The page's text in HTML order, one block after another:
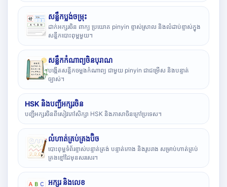
សន្លឹកប្លង់ចម្រុះ
ដាក់អក្សរចិន ពាក្យ ប្រយោគ pinyin ខ្ទាស់ស្រាល និងលំដាប់ខ្ទាស់ក្នុង
សន្លឹកបោះពុម្ពមួយ។
សន្លឹកកំណាព្យចិនបុរាណ
បង្កើតសន្លឹកចម្លងកំណាព្យ ជាមួយ pinyin ជាជម្រើស និងបន្ទាត់
ច្បាស់។
HSK និងបញ្ជីអក្សរចិន
បញ្ជីអក្សរចិនពីសៀវភៅសិក្សា HSK និងភាសាចិនក្រៅប្រទេស។
លំហាត់គ្រប់គ្រងប៊ិច
បោះពុម្ពទំព័រខ្ទាស់បន្ទាត់ត្រង់ បន្ទាត់កោង និងរូបរាង សម្រាប់ហាត់គ្រប់
គ្រងខ្មៅដៃមុនសរសេរ។
អក្សរ និងលេខ